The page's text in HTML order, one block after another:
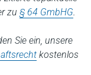
zu § 64 GmbHG.
Sie ein, unsere
kostenlos